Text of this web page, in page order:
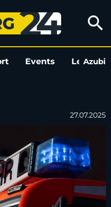
an:
search
Events LeoAzubi
27.07.2025